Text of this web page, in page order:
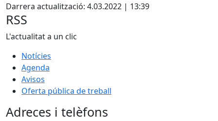
Darrera actualització: 4.03.2022 | 13:39
RSS
L'actualitat a un clic
Notícies
Agenda
Avisos
Oferta pública de treball
Adreces i telèfons